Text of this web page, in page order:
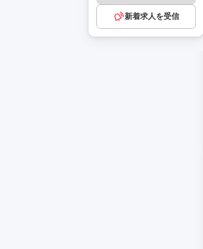
新着求人を受信